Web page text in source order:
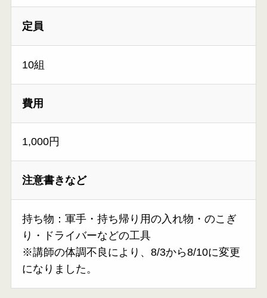
定員
10組
費用
1,000円
注意書きなど
持ち物：軍手・持ち帰り用の入れ物・のこぎ
り・ドライバーなどの工具
※講師の体調不良により、8/3から8/10に変更
になりました。